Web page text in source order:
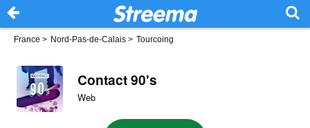
France > Nord-Pas-de-Calais > Tourcoing
Contact 90's
Web